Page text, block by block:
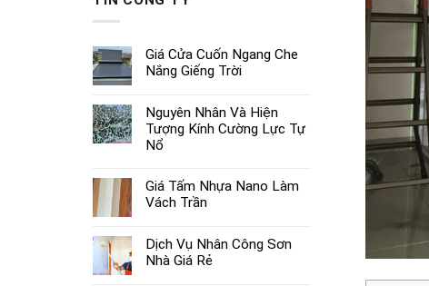
Giá Cửa Cuốn Ngang Che
Nắng Giếng Trời
Nguyên Nhân Và Hiện
Tượng Kính Cường Lực Tự
Nổ
Giá Tấm Nhựa Nano Làm
Vách Trần
Dịch Vụ Nhân Công Sơn
Nhà Giá Rẻ